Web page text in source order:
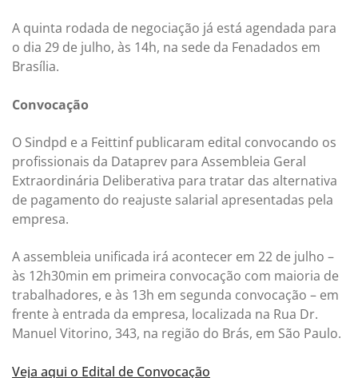
A quinta rodada de negociação já está agendada para
o dia 29 de julho, às 14h, na sede da Fenadados em
Brasília.
Convocação
O Sindpd e a Feittinf publicaram edital convocando os
profissionais da Dataprev para Assembleia Geral
Extraordinária Deliberativa para tratar das alternativa
de pagamento do reajuste salarial apresentadas pela
empresa.
A assembleia unificada irá acontecer em 22 de julho –
às 12h30min em primeira convocação com maioria de
trabalhadores, e às 13h em segunda convocação – em
frente à entrada da empresa, localizada na Rua Dr.
Manuel Vitorino, 343, na região do Brás, em São Paulo.
Veja aqui o Edital de Convocação